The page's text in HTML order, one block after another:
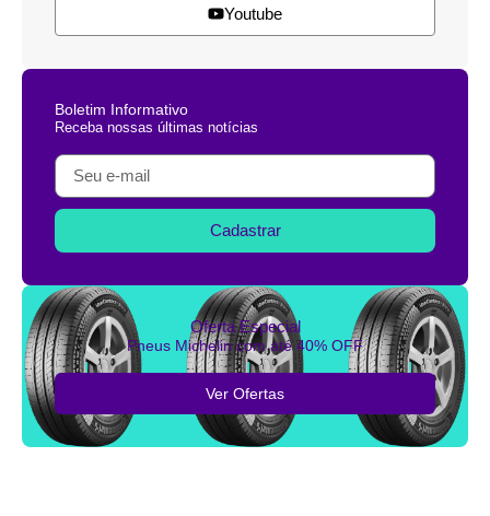
Youtube
Boletim Informativo
Receba nossas últimas notícias
Cadastrar
Oferta Especial
Pneus Michelin com até 40% OFF
Ver Ofertas